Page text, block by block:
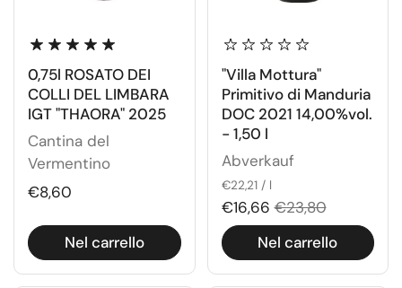
0,75l ROSATO DEI
COLLI DEL LIMBARA
IGT "THAORA" 2025
Cantina del
Vermentino
€8,60
Nel carrello
"Villa Mottura"
Primitivo di Manduria
DOC 2021 14,00%vol.
- 1,50 l
Abverkauf
€22,21 / l
€16,66 €23,80
Nel carrello